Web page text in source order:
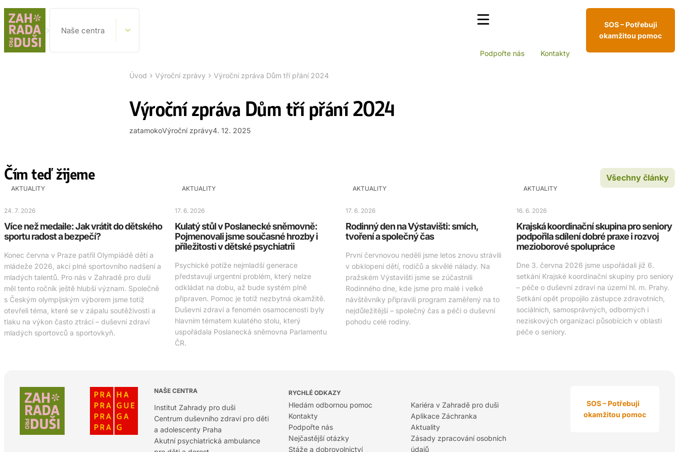
Naše centra
Podpořte nás Kontakty
SOS – Potřebuji
okamžitou pomoc
Úvod › Výroční zprávy › Výroční zpráva Dům tří přání 2024
Výroční zpráva Dům tří přání 2024
zatamokoVýroční zprávy4. 12. 2025
Čím teď žijeme Všechny články
AKTUALITY
24. 7. 2026
Více než medaile: Jak vrátit do dětského
sportu radost a bezpečí?
Konec června v Praze patřil Olympiádě dětí a
mládeže 2026, akci plné sportovního nadšení a
mladých talentů. Pro nás v Zahradě pro duši
měl tento ročník ještě hlubší význam. Společně
s Českým olympijským výborem jsme totiž
otevřeli téma, které se v zápalu soutěživosti a
tlaku na výkon často ztrácí – duševní zdraví
mladých sportovců a sportovkyň.
AKTUALITY
17. 6. 2026
Kulatý stůl v Poslanecké sněmovně:
Pojmenovali jsme současné hrozby i
příležitosti v dětské psychiatrii
Psychické potíže nejmladší generace
představují urgentní problém, který nelze
odkládat na dobu, až bude systém plně
připraven. Pomoc je totiž nezbytná okamžitě.
Duševní zdraví a fenomén osamocenosti byly
hlavním tématem kulatého stolu, který
uspořádala Poslanecká sněmovna Parlamentu
ČR.
AKTUALITY
17. 6. 2026
Rodinný den na Výstavišti: smích,
tvoření a společný čas
První červnovou neděli jsme letos znovu strávili
v obklopení dětí, rodičů a skvělé nálady. Na
pražském Výstavišti jsme se zúčastnili
Rodinného dne, kde jsme pro malé i velké
návštěvníky připravili program zaměřený na to
nejdůležitější – společný čas a péči o duševní
pohodu celé rodiny.
AKTUALITY
16. 6. 2026
Krajská koordinační skupina pro seniory
podpořila sdílení dobré praxe i rozvoj
mezioborové spolupráce
Dne 3. června 2026 jsme uspořádali již 6.
setkání Krajské koordinační skupiny pro seniory
– péče o duševní zdraví na území hl. m. Prahy.
Setkání opět propojilo zástupce zdravotních,
sociálních, samosprávných, odborných i
neziskových organizací působících v oblasti
péče o seniory.
NAŠE CENTRA
Institut Zahrady pro duši
Centrum duševního zdraví pro děti
a adolescenty Praha
Akutní psychiatrická ambulance
RYCHLÉ ODKAZY
Hledám odbornou pomoc
Kontakty
Podpořte nás
Nejčastější otázky
Stáže a dobrovolnictví
Kariéra v Zahradě pro duši
Aplikace Záchranka
Aktuality
Zásady zpracování osobních
údajů
SOS – Potřebuji
okamžitou pomoc